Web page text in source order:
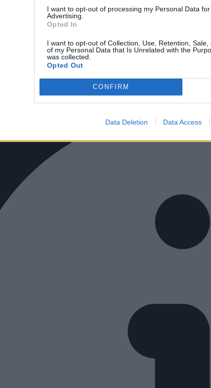
I want to opt-out of processing my Personal Data for
Advertising.
Opted In
I want to opt-out of Collection, Use, Retention, Sale,
of my Personal Data that Is Unrelated with the
was collected.
Opted Out
CONFIRM
Data Deletion Data Access